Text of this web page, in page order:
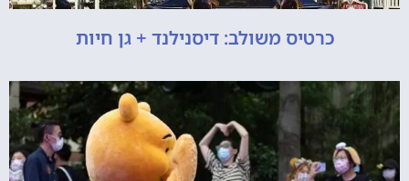
כרטיס משולב: דיסנילנד + גן חיות